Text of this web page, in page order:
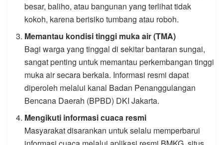
besar, baliho, atau bangunan yang terlihat tidak
kokoh, karena berisiko tumbang atau roboh.
Memantau kondisi tinggi muka air (TMA)
Bagi warga yang tinggal di sekitar bantaran sungai,
sangat penting untuk memantau perkembangan tinggi
muka air secara berkala. Informasi resmi dapat
diperoleh melalui kanal Badan Penanggulangan
Bencana Daerah (BPBD) DKI Jakarta.
Mengikuti informasi cuaca resmi
Masyarakat disarankan untuk selalu memperbarui